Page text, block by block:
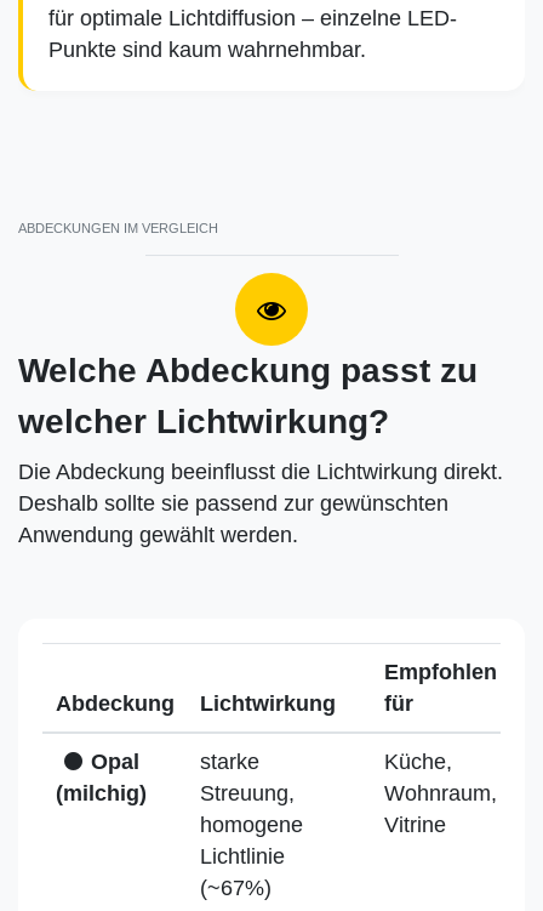
für optimale Lichtdiffusion – einzelne LED-
Punkte sind kaum wahrnehmbar.
ABDECKUNGEN IM VERGLEICH
Welche Abdeckung passt zu
welcher Lichtwirkung?
Die Abdeckung beeinflusst die Lichtwirkung direkt.
Deshalb sollte sie passend zur gewünschten
Anwendung gewählt werden.
Abdeckung Lichtwirkung
Empfohlen
für
Opal
(milchig)
starke
Streuung,
homogene
Lichtlinie
(~67%)
Küche,
Wohnraum,
Vitrine